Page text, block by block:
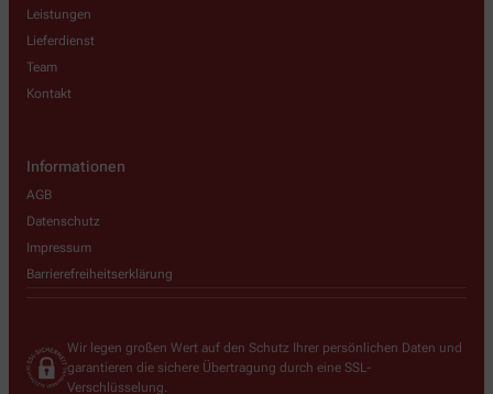
Leistungen
Lieferdienst
Team
Kontakt
Informationen
AGB
Datenschutz
Impressum
Barrierefreiheitserklärung
Wir legen großen Wert auf den Schutz Ihrer persönlichen Daten und
garantieren die sichere Übertragung durch eine SSL-
Verschlüsselung.